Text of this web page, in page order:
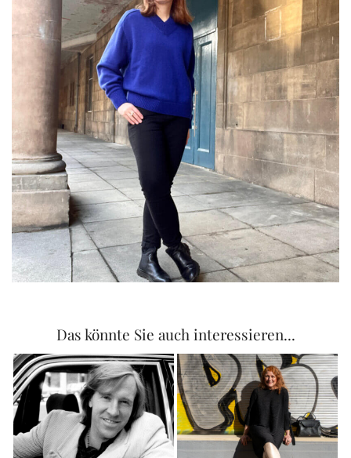
Das könnte Sie auch interessieren...